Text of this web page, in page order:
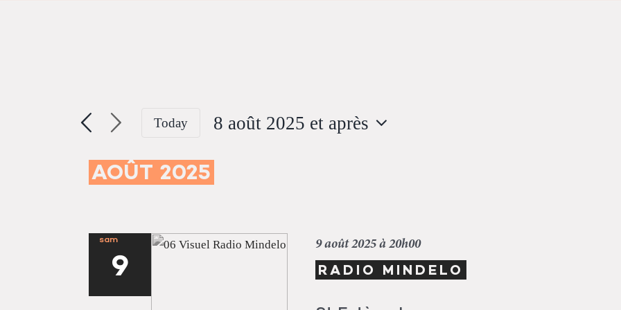
Today
8 août 2025 et après
une
date.
AOÛT 2025
sam
9
9 août 2025 à 20h00
RADIO MINDELO